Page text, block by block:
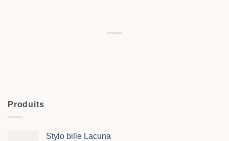
Produits
Stylo bille Lacuna